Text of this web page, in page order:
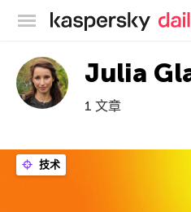
卡巴
Julia
1 文章
技术